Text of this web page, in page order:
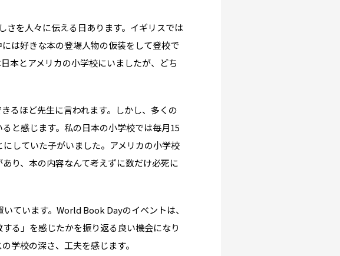
ッフブログ
通信
channel
生・保護者の声
イバシーポリシー
を人々に伝える日あります。イギリスでは
は好きな本の登場人物の仮装をして登校で
本とアメリカの小学校にいましたが、どち
るほど先生に言われます。しかし、多くの
と感じます。私の日本の小学校では毎月15
していた子がいました。アメリカの小学校
り、本の内容なんて考えずに数だけ必死に
ています。World Book Dayのイベントは、
る」を感じたかを振り返る良い機会になり
学校の深さ、工夫を感じます。